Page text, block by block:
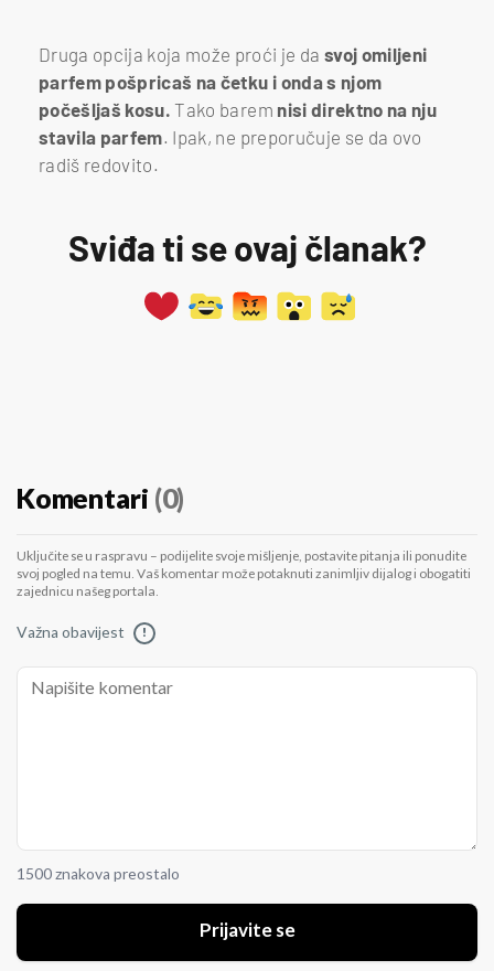
Druga opcija koja može proći je da svoj omiljeni
parfem pošpricaš na četku i onda s njom
počešljaš kosu. Tako barem nisi direktno na nju
stavila parfem. Ipak, ne preporučuje se da ovo
radiš redovito.
Sviđa ti se ovaj članak?
Komentari (0)
Uključite se u raspravu – podijelite svoje mišljenje, postavite pitanja ili ponudite
svoj pogled na temu. Vaš komentar može potaknuti zanimljiv dijalog i obogatiti
zajednicu našeg portala.
Važna obavijest !
1500 znakova preostalo
Prijavite se